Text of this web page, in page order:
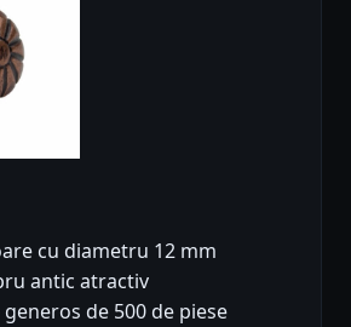
cu diametru 12 mm
antic atractiv
de 500 de piese